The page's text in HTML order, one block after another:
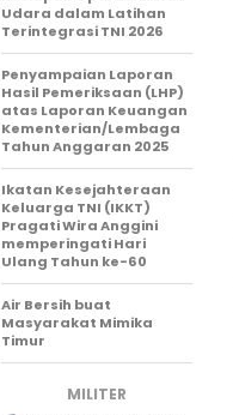
Udara dalam Latihan
Terintegrasi TNI 2026
Penyampaian Laporan
Hasil Pemeriksaan (LHP)
atas Laporan Keuangan
Kementerian/Lembaga
Tahun Anggaran 2025
Ikatan Kesejahteraan
Keluarga TNI (IKKT)
Pragati Wira Anggini
memperingati Hari
Ulang Tahun ke-60
Air Bersih buat
Masyarakat Mimika
Timur
MILITER